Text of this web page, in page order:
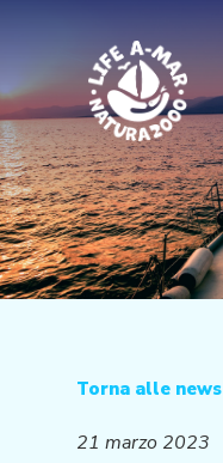
content
Torna alle news
21 marzo 2023